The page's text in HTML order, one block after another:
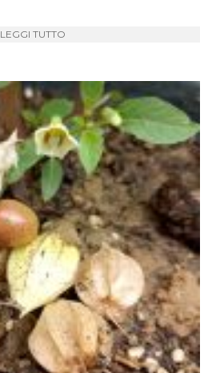
LEGGI TUTTO